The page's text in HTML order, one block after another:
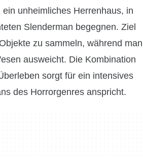
unheimliches Herrenhaus, in
Slenderman begegnen. Ziel
zu sammeln, während man
ausweicht. Die Kombination
sorgt für ein intensives
des Horrorgenres anspricht.